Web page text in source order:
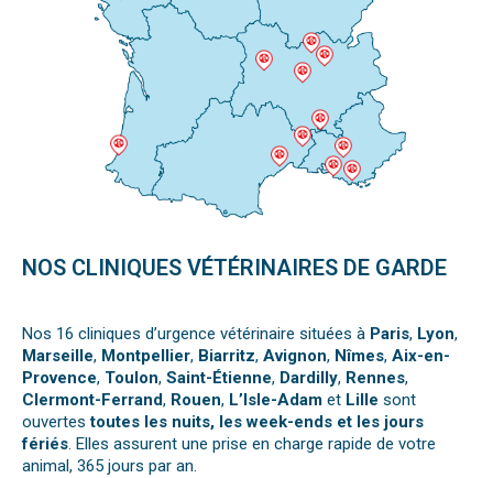
NOS CLINIQUES VÉTÉRINAIRES DE GARDE
Nos 16 cliniques d’urgence vétérinaire situées à Paris, Lyon,
Marseille, Montpellier, Biarritz, Avignon, Nîmes, Aix-en-
Provence, Toulon, Saint-Étienne, Dardilly, Rennes,
Clermont-Ferrand, Rouen, L’Isle-Adam et Lille sont
ouvertestoutes les nuits, les week-ends et les jours
fériés. Elles assurent une prise en charge rapide de votre
animal, 365 jours par an.